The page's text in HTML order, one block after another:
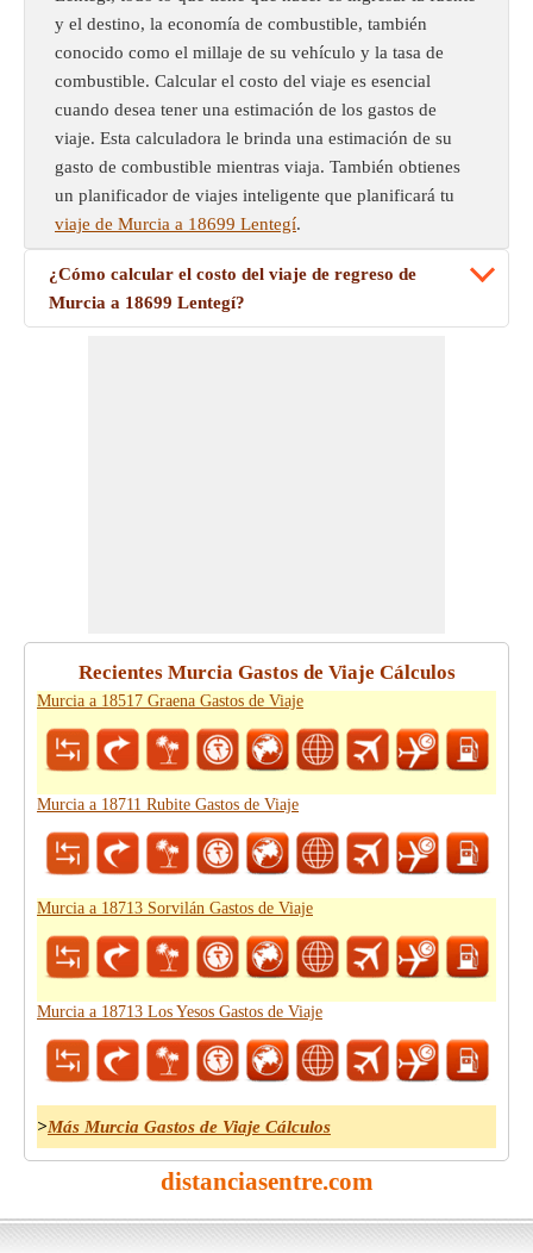
y el destino, la economía de combustible, también
conocido como el millaje de su vehículo y la tasa de
combustible. Calcular el costo del viaje es esencial
cuando desea tener una estimación de los gastos de
viaje. Esta calculadora le brinda una estimación de su
gasto de combustible mientras viaja. También obtienes
un planificador de viajes inteligente que planificará tu
viaje de Murcia a 18699 Lentegí.
¿Cómo calcular el costo del viaje de regreso de
Murcia a 18699 Lentegí?
Recientes Murcia Gastos de Viaje Cálculos
Murcia a 18517 Graena Gastos de Viaje
Murcia a 18711 Rubite Gastos de Viaje
Murcia a 18713 Sorvilán Gastos de Viaje
Murcia a 18713 Los Yesos Gastos de Viaje
>Más Murcia Gastos de Viaje Cálculos
distanciasentre.com